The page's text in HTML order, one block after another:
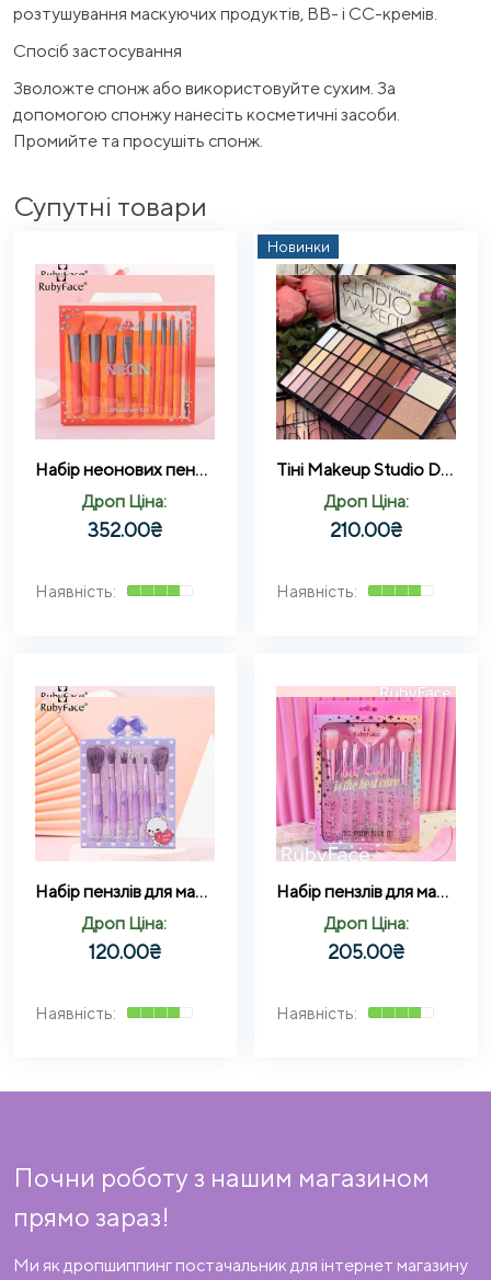
розтушування маскуючих продуктів, ВВ- і СС-кремів.
Спосіб застосування
Зволожте спонж або використовуйте сухим. За
допомогою спонжу нанесіть косметичні засоби.
Промийте та просушіть спонж.
Супутні товари
Набір неонових пензликів для макіяжу з косметичкою Ruby Face Neon Жовтогарячий
Дроп Ціна:
352.00₴
Новинки
Тіні Makeup Studio DoDo Girl + хайлайтер, палетка тіней 33 відтінку (B)
Дроп Ціна:
210.00₴
Набір пензлів для макіяжу Ruby Face (6 шт.)
Дроп Ціна:
120.00₴
Набір пензлів для макіяжу Ruby Face Self-Care is the best care pink 7 предметів
Дроп Ціна:
205.00₴
Почни роботу з нашим магазином
прямо зараз!
Ми як дропшиппинг постачальник для інтернет магазину